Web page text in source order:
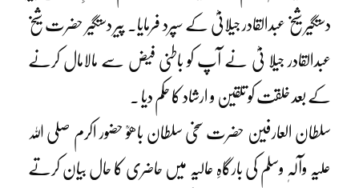
دستگیر شیخ عبدالقادر جیلانیؓ کے سپرد فرمایا۔ پیر دستگیر حضرت شیخ
عبدالقادر جیلا نیؓ نے آپ کو باطنی فیض سے مالامال کرنے
کے بعد خلقت کو تلقین و ارشاد کا حکم دیا ۔
سلطان العارفین حضرت سخی سلطان باھوؒ حضور اکرم صلی اللہ
علیہ وآلہٖ وسلم کی بارگاہِ عالیہ میں حاضری کا حال بیان کرتے